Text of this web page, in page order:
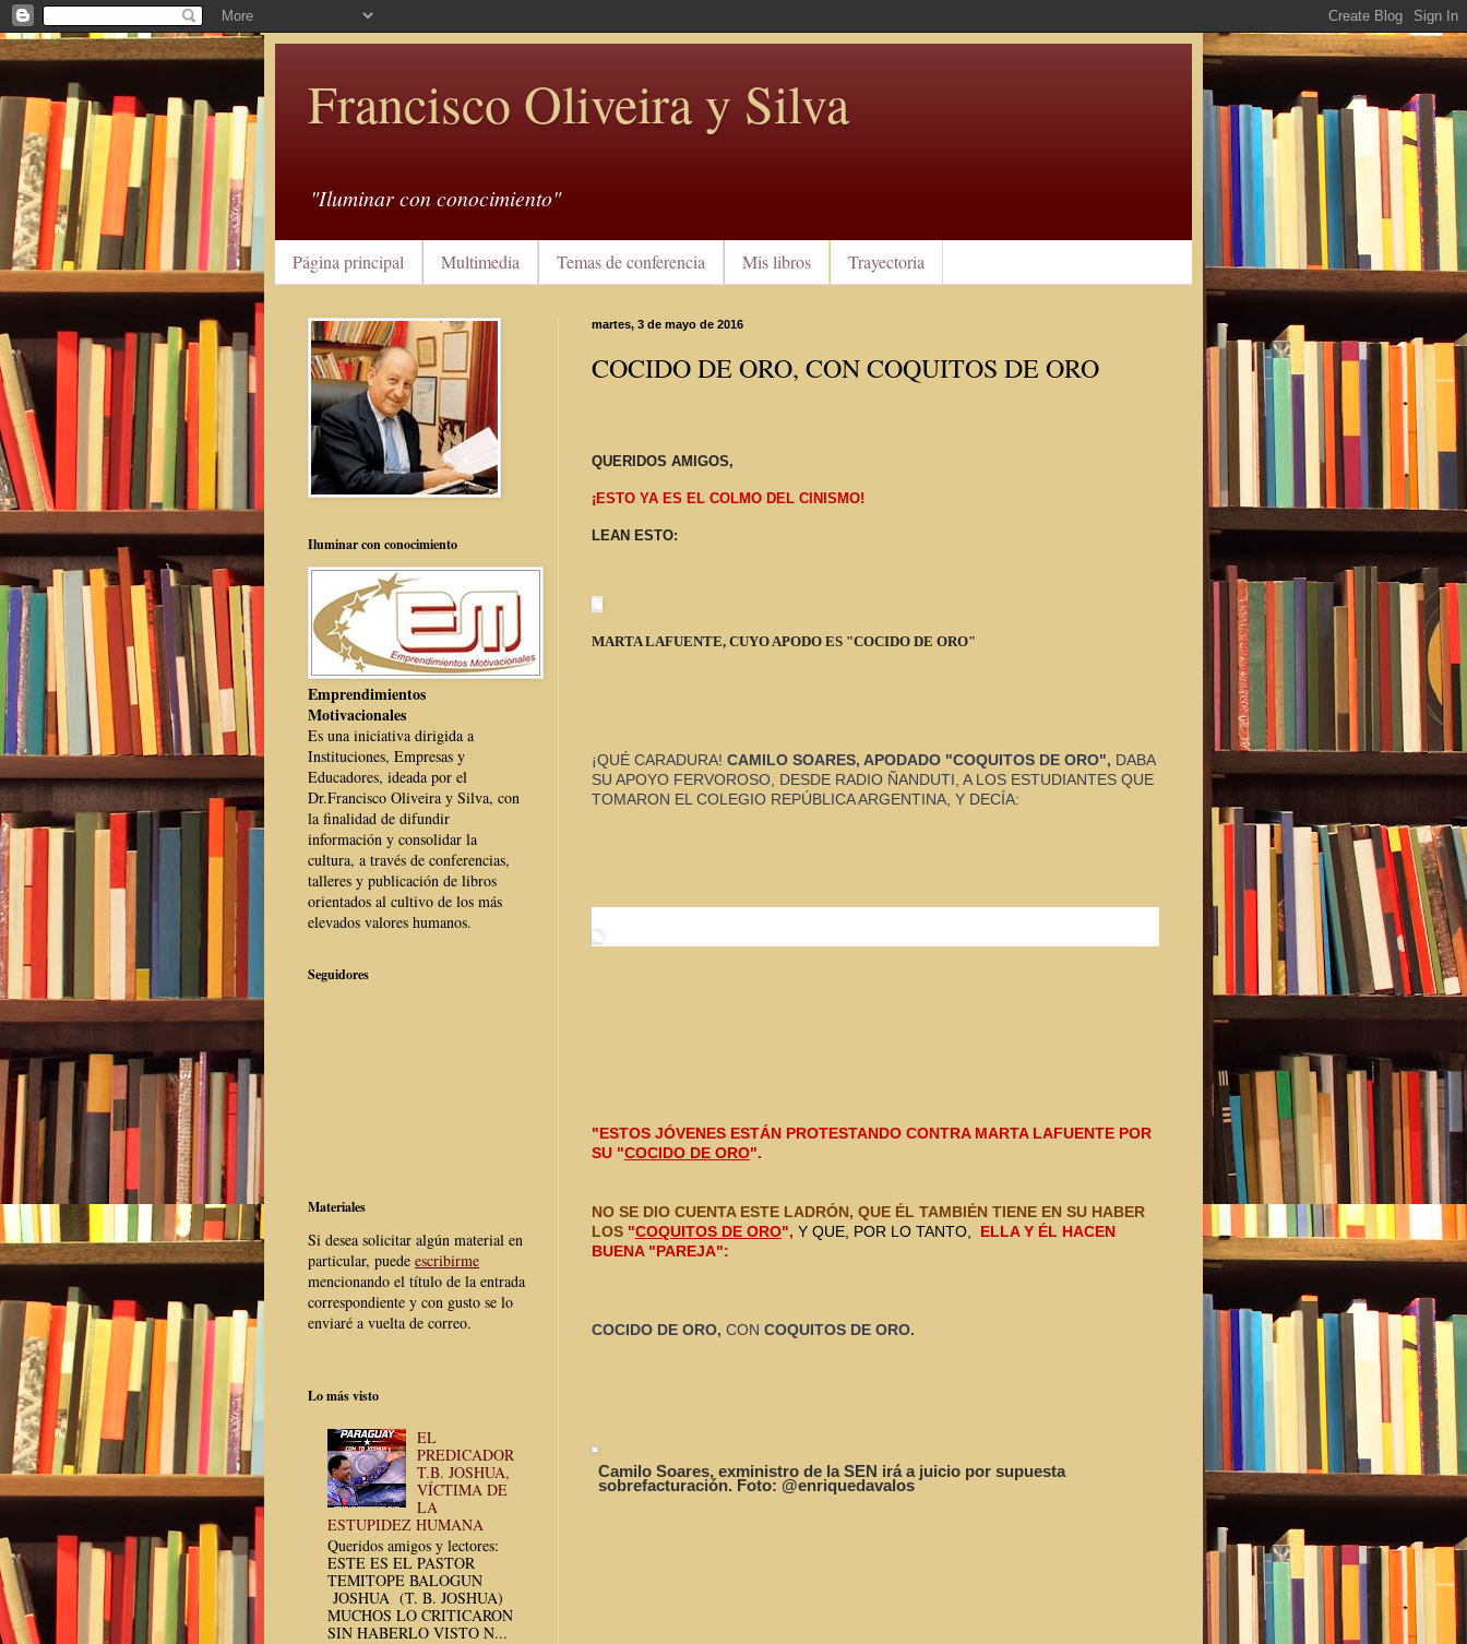
Francisco Oliveira y Silva
"Iluminar con conocimiento"
Página principal Multimedia Temas de conferencia Mis libros Trayectoria
martes, 3 de mayo de 2016
COCIDO DE ORO, CON COQUITOS DE ORO
QUERIDOS AMIGOS,
¡ESTO YA ES EL COLMO DEL CINISMO!
LEAN ESTO:
MARTA LAFUENTE, CUYO APODO ES "COCIDO DE ORO"
¡QUÉ CARADURA! CAMILO SOARES, APODADO "COQUITOS DE ORO", DABA
SU APOYO FERVOROSO, DESDE RADIO ÑANDUTI, A LOS ESTUDIANTES QUE
TOMARON EL COLEGIO REPÚBLICA ARGENTINA, Y DECÍA:
"ESTOS JÓVENES ESTÁN PROTESTANDO CONTRA MARTA LAFUENTE POR
SU "COCIDO DE ORO".
NO SE DIO CUENTA ESTE LADRÓN, QUE ÉL TAMBIÉN TIENE EN SU HABER
LOS "COQUITOS DE ORO", Y QUE, POR LO TANTO,
ELLA Y ÉL HACEN
BUENA "PAREJA":
COCIDO DE ORO, CON COQUITOS DE ORO.
Camilo Soares, exministro de la SEN irá a juicio por supuesta
sobrefacturación. Foto: @enriquedavalos
Iluminar con conocimiento
Emprendimientos
Motivacionales
Es una iniciativa dirigida a
Instituciones, Empresas y
Educadores, ideada por el
Dr.Francisco Oliveira y Silva, con
la finalidad de difundir
información y consolidar la
cultura, a través de conferencias,
talleres y publicación de libros
orientados al cultivo de los más
elevados valores humanos.
Seguidores
Materiales
Si desea solicitar algún material en
particular, puede escribirme
mencionando el título de la entrada
correspondiente y con gusto se lo
enviaré a vuelta de correo.
Lo más visto
EL
PREDICADOR
T.B. JOSHUA,
VÍCTIMA DE
LA
ESTUPIDEZ HUMANA
Queridos amigos y lectores:
ESTE ES EL PASTOR
TEMITOPE BALOGUN
JOSHUA (T. B. JOSHUA)
MUCHOS LO CRITICARON
SIN HABERLO VISTO N...